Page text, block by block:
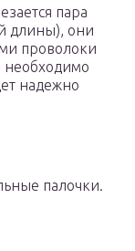
пара
длины), они
проволоки
необходимо
надежно
палочки.